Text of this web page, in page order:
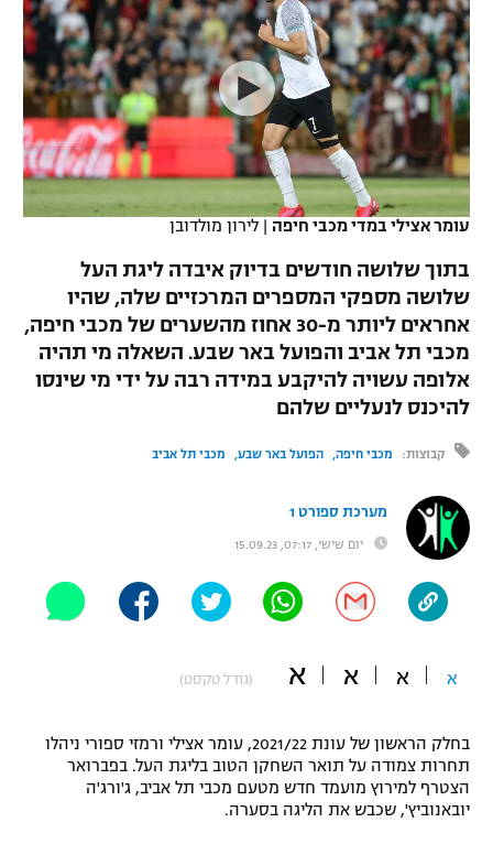
VOD
רץ ברשת
תוצאות
לוח שידורים
ברחבה
"מעל הליגה" – פודקאסט
"מחצית בשכונה" – פודקאסט
משתתפים וזוכים בפרסים
תקנון משתתפים וזוכים בפרסים
תקנון עבור פעילות ספורט 1 – "מרלן"
טניס
גיימינג E-Sports
תנאי שימוש
נבחרת ישראל
מכבי חיפה
בית"ר ירושלים
מכבי תל אביב
הפועל חיפה
הפועל באר שבע
מכבי נתניה
בני יהודה
ליגה ספרדית
ליגה איטלקית
ליגה צרפתית
ליגה הולנדית
ליגה טורקית
ליגה סינית
ליגה ברזילאית
ליגות נוספות
כדורסל נשים
מכבי תל אביב
הפועל חולון
הפועל ירושלים
דני אבדיה
יורוליג
יורוקאפ
טניס
כדוריד
כדורעף
שחייה
ג'ודו
אגרוף
ספורט אולימפי
אופניים
ספורט מוטורי
בייסבול MLB
ספורט אתגרי ואקסטרים
עומר אצילי במדי מכבי חיפה | לירון מולדובן
בתוך שלושה חודשים בדיוק איבדה ליגת העל
שלושה מספקי המספרים המרכזיים שלה, שהיו
אחראים ליותר מ-30 אחוז מהשערים של מכבי חיפה,
מכבי תל אביב והפועל באר שבע. השאלה מי תהיה
אלופה עשויה להיקבע במידה רבה על ידי מי שינסו
להיכנס לנעליים שלהם
קבוצות: מכבי חיפה הפועל באר שבע מכבי תל אביב
מערכת ספורט 1
יום שישי, 07:17, 15.09.23
א א א א (גודל טקסט)
בחלק הראשון של עונת 2021/22, עומר אצילי ורמזי ספורי ניהלו
תחרות צמודה על תואר השחקן הטוב בליגת העל. בפברואר
הצטרף למירוץ מועמד חדש מטעם מכבי תל אביב, ג'ורג'ה
יובאנוביץ', שכבש את הליגה בסערה.